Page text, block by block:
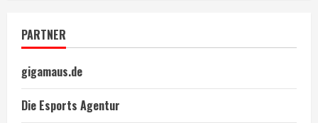
PARTNER
gigamaus.de
Die Esports Agentur